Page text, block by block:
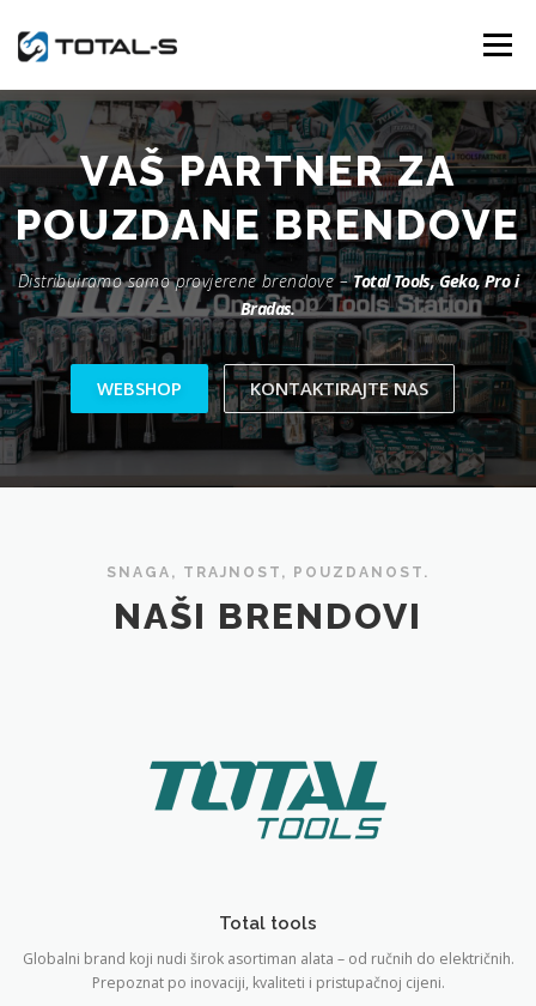
content
Menu
NASLOVNICA BRENDOVI O NAMA
POSLOVNICE GALERIJA KONTAKTIRAJTE NAS
WEBSHOP
VAŠ PARTNER ZA
POUZDANE BRENDOVE
Distribuiramo samo provjerene brendove –Total Tools, Geko, Pro i
Bradas.
WEBSHOP KONTAKTIRAJTE NAS
SNAGA, TRAJNOST, POUZDANOST.
NAŠI BRENDOVI
Total tools
Globalni brand koji nudi širok asortiman alata – od ručnih do električnih.
Prepoznat po inovaciji, kvaliteti i pristupačnoj cijeni.